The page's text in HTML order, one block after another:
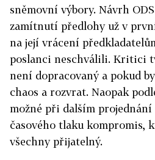
sněmovní výbory. Návrh
zamítnutí předlohy už v
na její vrácení
poslanci neschválili. Kritici
není dopracovaný a pokud
chaos a rozvrat. Naopak
možné při dalším
časového tlaku kompromis,
všechny přijatelný.